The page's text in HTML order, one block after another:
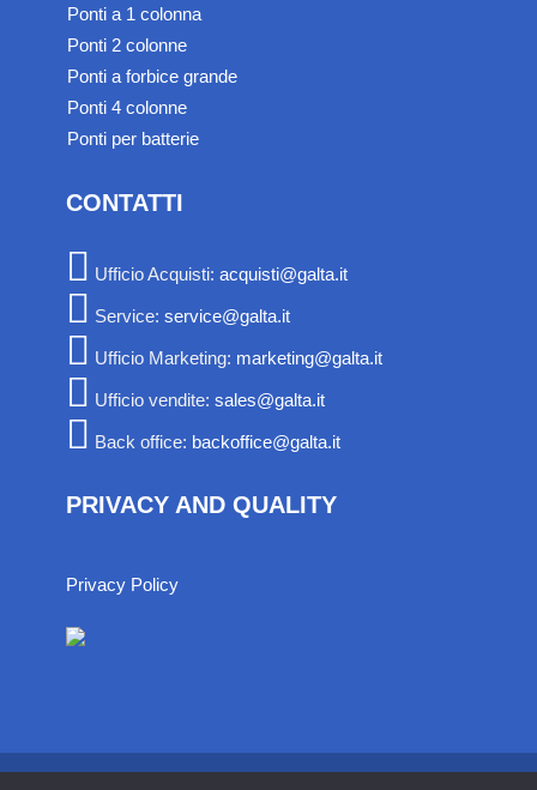
Ponti a 1 colonna
Ponti 2 colonne
Ponti a forbice grande
Ponti 4 colonne
Ponti per batterie
CONTATTI
Ufficio Acquisti: acquisti@galta.it
Service: service@galta.it
Ufficio Marketing: marketing@galta.it
Ufficio vendite: sales@galta.it
Back office: backoffice@galta.it
PRIVACY AND QUALITY
Privacy Policy